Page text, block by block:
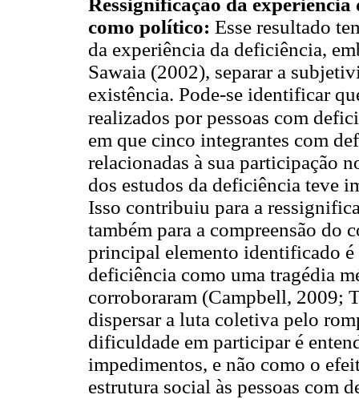
como político: Esse resultado
da experiência da deficiência,
Sawaia (2002), separar a
existência. Pode-se identificar
realizados por pessoas com
em que cinco integrantes com
relacionadas à sua participação
dos estudos da deficiência teve
Isso contribuiu para a
também para a compreensão
principal elemento identificado é
deficiência como uma tragédia
corroboraram (Campbell, 2009;
dispersar a luta coletiva pelo
dificuldade em participar é
impedimentos, e não como o
estrutura social às pessoas com